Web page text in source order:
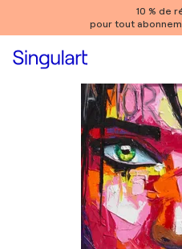
10 % de
pour tout